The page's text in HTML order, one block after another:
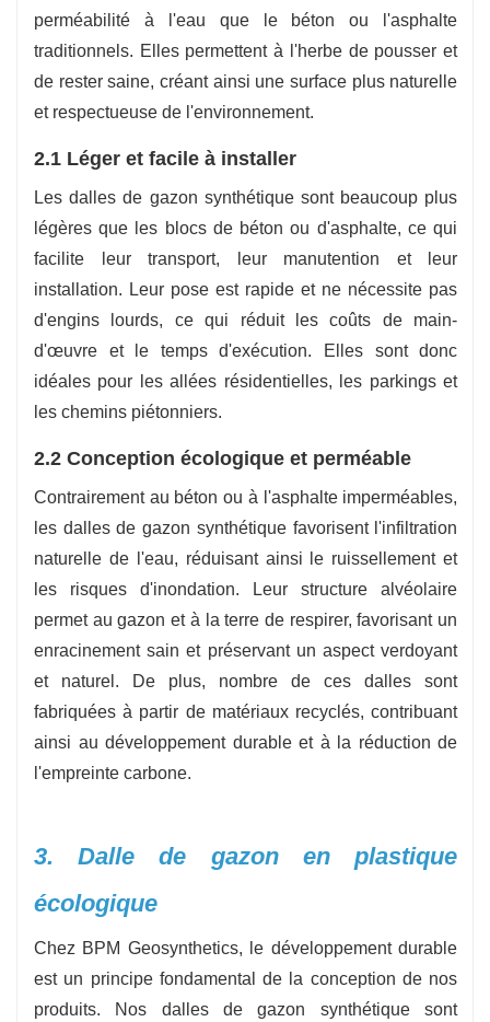
perméabilité à l'eau que le béton ou l'asphalte
traditionnels. Elles permettent à l'herbe de pousser et
de rester saine, créant ainsi une surface plus naturelle
et respectueuse de l'environnement.
2.1 Léger et facile à installer
Les dalles de gazon synthétique sont beaucoup plus
légères que les blocs de béton ou d'asphalte, ce qui
facilite leur transport, leur manutention et leur
installation. Leur pose est rapide et ne nécessite pas
d'engins lourds, ce qui réduit les coûts de main-
d'œuvre et le temps d'exécution. Elles sont donc
idéales pour les allées résidentielles, les parkings et
les chemins piétonniers.
2.2 Conception écologique et perméable
Contrairement au béton ou à l'asphalte imperméables,
les dalles de gazon synthétique favorisent l'infiltration
naturelle de l'eau, réduisant ainsi le ruissellement et
les risques d'inondation. Leur structure alvéolaire
permet au gazon et à la terre de respirer, favorisant un
enracinement sain et préservant un aspect verdoyant
et naturel. De plus, nombre de ces dalles sont
fabriquées à partir de matériaux recyclés, contribuant
ainsi au développement durable et à la réduction de
l'empreinte carbone.
3. Dalle de gazon en plastique
écologique
Chez BPM Geosynthetics, le développement durable
est un principe fondamental de la conception de nos
produits. Nos dalles de gazon synthétique sont